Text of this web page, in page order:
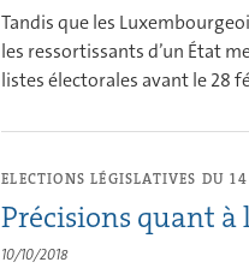
Tandis que les
les ressortissants d’un État
listes électorales avant le 28
ELECTIONS LÉGISLATIVES DU 14
Précisions quant
10/10/2018